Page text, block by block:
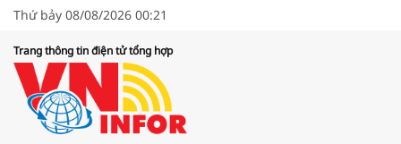
Thứ bảy 08/08/2026 00:21
Trang thông tin điện tử tổng hợp